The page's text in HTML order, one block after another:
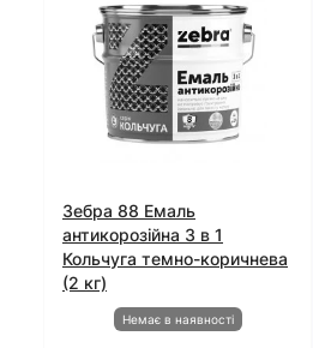
Зебра 88 Емаль
антикорозійна 3 в 1
Кольчуга темно-коричнева
(2 кг)
Немає в наявності